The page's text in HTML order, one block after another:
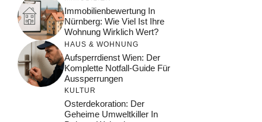
Immobilienbewertung In
Nürnberg: Wie Viel Ist Ihre
Wohnung Wirklich Wert?
HAUS & WOHNUNG
Aufsperrdienst Wien: Der
Komplette Notfall-Guide Für
Aussperrungen
KULTUR
Osterdekoration: Der
Geheime Umweltkiller In